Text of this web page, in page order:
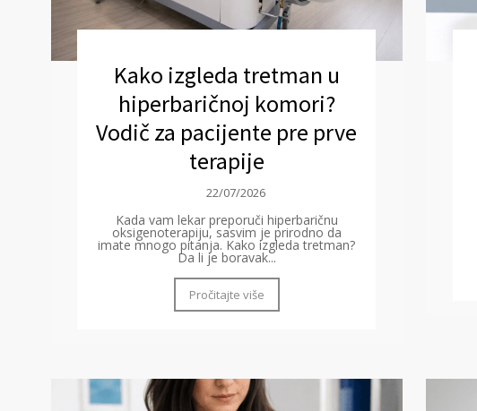
Kako izgleda tretman u
hiperbaričnoj komori?
Vodič za pacijente pre prve
terapije
22/07/2026
Kada vam lekar preporuči hiperbaričnu
oksigenoterapiju, sasvim je prirodno da
imate mnogo pitanja. Kako izgleda tretman?
Da li je boravak...
Pročitajte više